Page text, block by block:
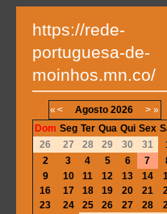
https://rede-
portuguesa-de-
moinhos.mn.co/
« < Agosto 2026 > »
Dom Seg Ter Qua Qui Sex
26
27 28 29 30 31
2
3 4 5 6 7
9
10 11 12 13 14
16
17 18 19 20 21
23
24 25 26 27 28